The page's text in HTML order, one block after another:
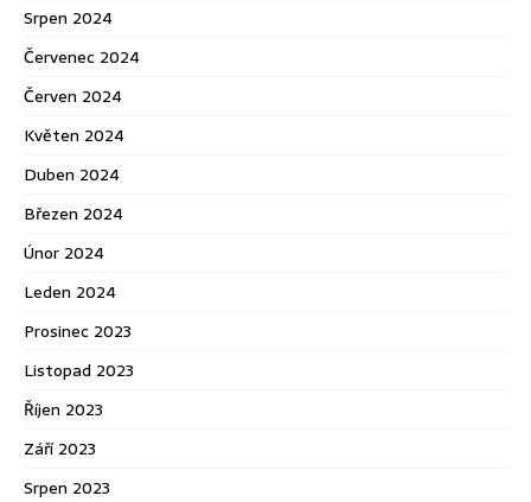
Srpen 2024
Červenec 2024
Červen 2024
Květen 2024
Duben 2024
Březen 2024
Únor 2024
Leden 2024
Prosinec 2023
Listopad 2023
Říjen 2023
Září 2023
Srpen 2023